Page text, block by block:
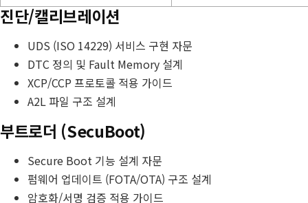
진단/캘리브레이션
UDS (ISO 14229) 서비스 구현 자문
DTC 정의 및 Fault Memory 설계
XCP/CCP 프로토콜 적용 가이드
A2L 파일 구조 설계
부트로더 (SecuBoot)
Secure Boot 기능 설계 자문
펌웨어 업데이트 (FOTA/OTA) 구조 설계
암호화/서명 검증 적용 가이드